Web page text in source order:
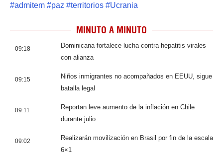
#admitem #paz #territorios #Ucrania
MINUTO A MINUTO
09:18
Dominicana fortalece lucha contra hepatitis virales
con alianza
09:15
Niños inmigrantes no acompañados en EEUU, sigue
batalla legal
09:11
Reportan leve aumento de la inflación en Chile
durante julio
09:02
Realizarán movilización en Brasil por fin de la escala
6×1